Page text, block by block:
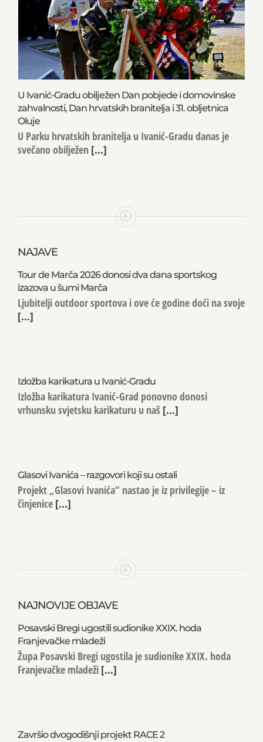
U Ivanić-Gradu obilježen Dan pobjede i domovinske
zahvalnosti, Dan hrvatskih branitelja i 31. obljetnica
Oluje
U Parku hrvatskih branitelja u Ivanić-Gradu danas je
svečano obilježen [...]
NAJAVE
Tour de Marča 2026 donosi dva dana sportskog
izazova u šumi Marča
Ljubitelji outdoor sportova i ove će godine doći na svoje
[...]
Izložba karikatura u Ivanić-Gradu
Izložba karikatura Ivanić-Grad ponovno donosi
vrhunsku svjetsku karikaturu u naš [...]
Glasovi Ivanića – razgovori koji su ostali
Projekt „Glasovi Ivanića“ nastao je iz privilegije – iz
činjenice [...]
NAJNOVIJE OBJAVE
Posavski Bregi ugostili sudionike XXIX. hoda
Franjevačke mladeži
Župa Posavski Bregi ugostila je sudionike XXIX. hoda
Franjevačke mladeži [...]
Završio dvogodišnji projekt RACE 2